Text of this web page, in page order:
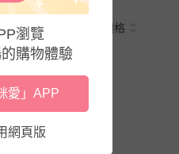
市 價格
瀏覽
購物體驗
愛」APP
網頁版